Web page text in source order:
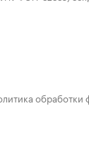
обработки